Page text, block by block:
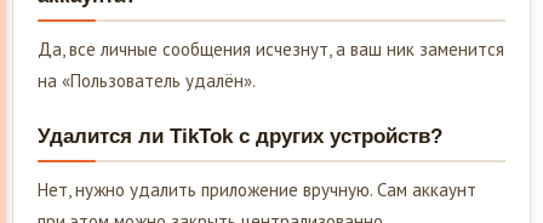
Да, все личные сообщения исчезнут, а ваш ник заменится
на «Пользователь удалён».
Удалится ли TikTok с других устройств?
Нет, нужно удалить приложение вручную. Сам аккаунт